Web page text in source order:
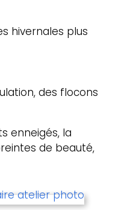
hivernales plus
des flocons
enneigés, la
de beauté,